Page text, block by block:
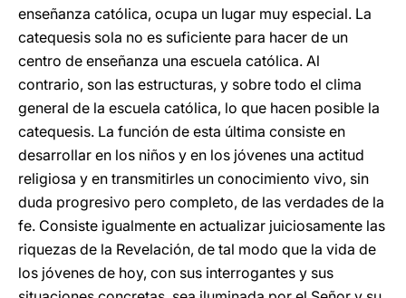
enseñanza católica, ocupa un lugar muy especial. La
catequesis sola no es suficiente para hacer de un
centro de enseñanza una escuela católica. Al
contrario, son las estructuras, y sobre todo el clima
general de la escuela católica, lo que hacen posible la
catequesis. La función de esta última consiste en
desarrollar en los niños y en los jóvenes una actitud
religiosa y en transmitirles un conocimiento vivo, sin
duda progresivo pero completo, de las verdades de la
fe. Consiste igualmente en actualizar juiciosamente las
riquezas de la Revelación, de tal modo que la vida de
los jóvenes de hoy, con sus interrogantes y sus